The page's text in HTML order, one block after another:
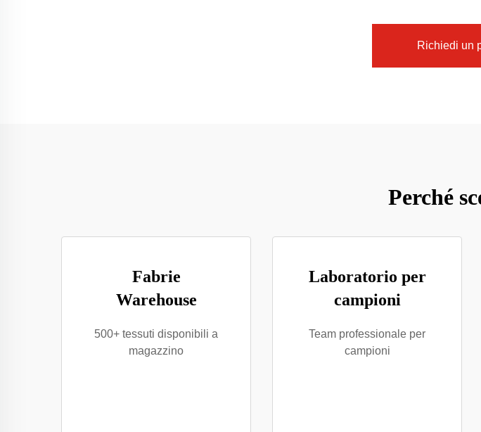
Richiedi un
Perché
Fabrie
Warehouse
500+ tessuti disponibili a
magazzino
Laboratorio per
campioni
Team professionale per
campioni